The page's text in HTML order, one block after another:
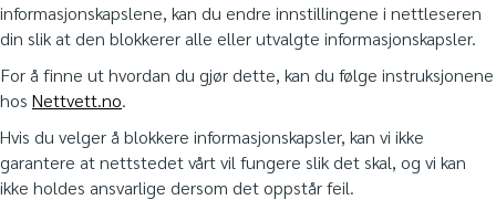
informasjonskapslene, kan du endre innstillingene i nettleseren
din slik at den blokkerer alle eller utvalgte informasjonskapsler.
For å finne ut hvordan du gjør dette, kan du følge instruksjonene
hos Nettvett.no.
Hvis du velger å blokkere informasjonskapsler, kan vi ikke
garantere at nettstedet vårt vil fungere slik det skal, og vi kan
ikke holdes ansvarlige dersom det oppstår feil.